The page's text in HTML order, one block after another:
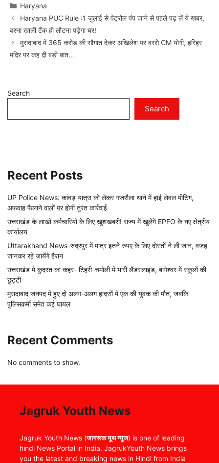
Categories
Haryana
Haryana PUC Rule :1 जुलाई से पेट्रोल पंप जाने से पहले पढ़ लें ये खबर,
वरना खाली टैंक ही लौटना पड़ेगा घर!
मुरादाबाद में 365 करोड़ की सौगात देकर अखिलेश पर बरसे CM योगी, हरिहर
मंदिर पर कह दी बड़ी बात…
Search
Search
Recent Posts
UP Police News: कांवड़ यात्रा को लेकर गजरौला थाने में हाई लेवल मीटिंग,
अफवाह फैलाने वालों पर होगी तुरंत कार्रवाई
उत्तराखंड के लाखों कर्मचारियों के लिए खुशखबरी! राज्य में खुलेंगे EPFO के नए क्षेत्रीय
कार्यालय
Uttarakhand News-रुद्रपुर में मात्र इतने रुपए के लिए दोस्तों ने ली जान, वजह
जानकर रहे जायेंगे हैरान
उत्तराखंड में कुदरत का कहर- टिहरी-चमोली में भारी लैंडस्लाइड, बागेश्वर में स्कूलों की
छुट्टी
मुरादाबाद जनपद में हुए दो अलग-अलग हादसों में एक की युवक की मौत, जबकि
पुलिसकर्मी समेत कई घायल
Recent Comments
No comments to show.
Jagruk Youth News
Jagruk Youth News (जागरूक यूथ न्यूज) is one of leading
hindi News Portal in India. JagrukYouth News brings
you the latest and breaking news in Hindi from India